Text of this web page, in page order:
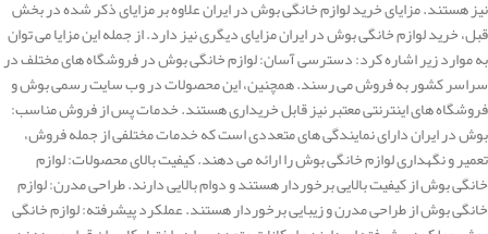
نیز هستند. مزایای خرید لوازم خانگی بوش در ایران علاوه بر مزایای ذکر شده در بخش
قبل، خرید لوازم خانگی بوش در ایران مزایای دیگری نیز دارد. از جمله این مزایا می توان
به موارد زیر اشاره کرد: دسترسی آسان: لوازم خانگی بوش در فروشگاه های مختلف در
سراسر کشور به فروش می رسند. همچنین، این محصولات در وب سایت رسمی بوش و
فروشگاه های اینترنتی معتبر نیز قابل خریداری هستند. خدمات پس از فروش مناسب:
بوش در ایران دارای نمایندگی های متعددی است که خدمات مختلفی از جمله فروش،
تعمیر و نگهداری لوازم خانگی بوش را ارائه می دهند. کیفیت بالای محصولات: لوازم
خانگی بوش از کیفیت بالایی برخوردار هستند و دوام بالایی دارند. طراحی مدرن: لوازم
خانگی بوش از طراحی مدرن و زیبایی برخوردار هستند. عملکرد پیشرفته: لوازم خانگی